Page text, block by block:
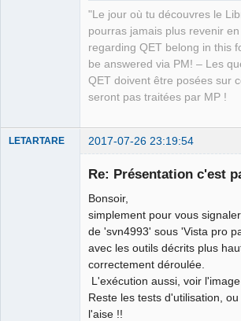
"Le jour où tu découvres le
pourras jamais plus revenir
regarding QET belong in this
be answered via PM! – Les
QET doivent être posées sur
seront pas traitées par MP !
LETARTARE 2017-07-26 23:19:54
Re: Présentation c'est
Bonsoir,
simplement pour vous
de 'svn4993' sous 'Vista pro
avec les outils décrits plus
correctement déroulée.
L'exécution aussi, voir
Reste les tests d'utilisation,
l'aise !!